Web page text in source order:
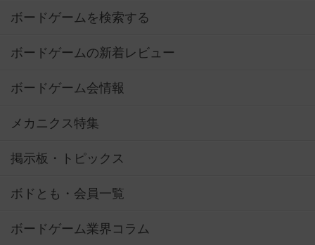
ボードゲームを検索する
ボードゲームの新着レビュー
ボードゲーム会情報
メカニクス特集
掲示板・トピックス
ボドとも・会員一覧
ボードゲーム業界コラム